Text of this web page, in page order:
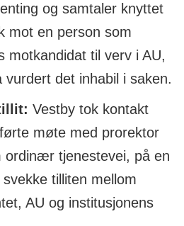
og samtaler knyttet
mot en person som
motkandidat til verv i AU,
vurdert det inhabil i saken.
Vestby tok kontakt
møte med prorektor
ordinær tjenestevei, på en
tilliten mellom
AU og institusjonens